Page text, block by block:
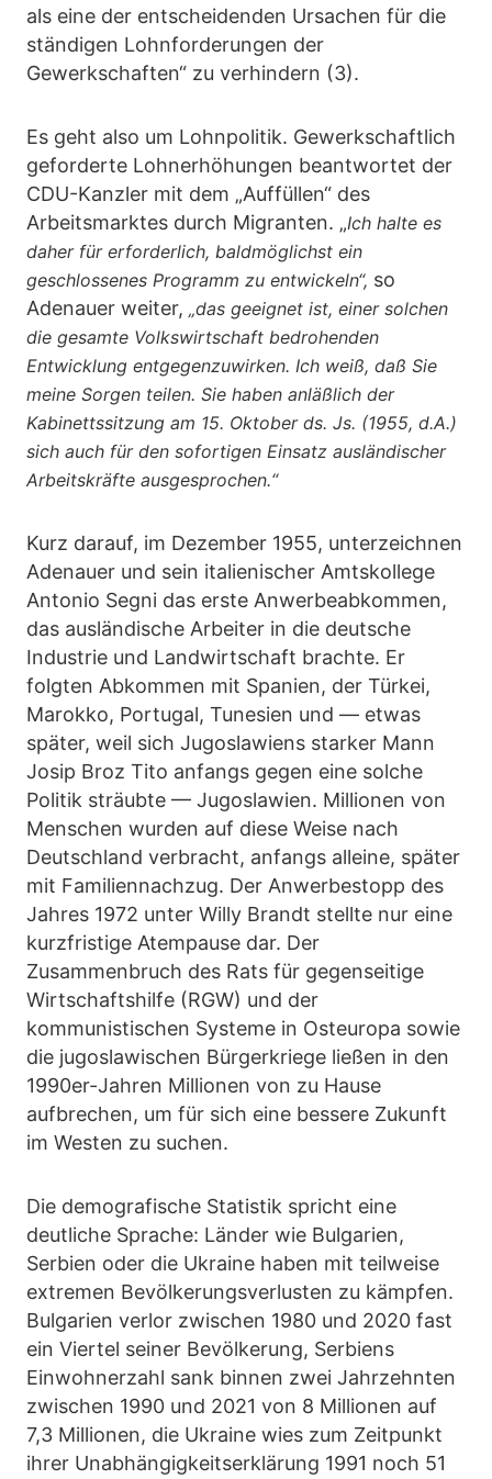
als eine der entscheidenden Ursachen für die
ständigen Lohnforderungen der
Gewerkschaften“ zu verhindern (3).
Es geht also um Lohnpolitik. Gewerkschaftlich
geforderte Lohnerhöhungen beantwortet der
CDU-Kanzler mit dem „Auffüllen“ des
Arbeitsmarktes durch Migranten. „Ich halte es
daher für erforderlich, baldmöglichst ein
geschlossenes Programm zu entwickeln“, so
Adenauer weiter, „das geeignet ist, einer solchen
die gesamte Volkswirtschaft bedrohenden
Entwicklung entgegenzuwirken. Ich weiß, daß Sie
meine Sorgen teilen. Sie haben anläßlich der
Kabinettssitzung am 15. Oktober ds. Js. (1955, d.A.)
sich auch für den sofortigen Einsatz ausländischer
Arbeitskräfte ausgesprochen.“
Kurz darauf, im Dezember 1955, unterzeichnen
Adenauer und sein italienischer Amtskollege
Antonio Segni das erste Anwerbeabkommen,
das ausländische Arbeiter in die deutsche
Industrie und Landwirtschaft brachte. Er
folgten Abkommen mit Spanien, der Türkei,
Marokko, Portugal, Tunesien und — etwas
später, weil sich Jugoslawiens starker Mann
Josip Broz Tito anfangs gegen eine solche
Politik sträubte — Jugoslawien. Millionen von
Menschen wurden auf diese Weise nach
Deutschland verbracht, anfangs alleine, später
mit Familiennachzug. Der Anwerbestopp des
Jahres 1972 unter Willy Brandt stellte nur eine
kurzfristige Atempause dar. Der
Zusammenbruch des Rats für gegenseitige
Wirtschaftshilfe (RGW) und der
kommunistischen Systeme in Osteuropa sowie
die jugoslawischen Bürgerkriege ließen in den
1990er-Jahren Millionen von zu Hause
aufbrechen, um für sich eine bessere Zukunft
im Westen zu suchen.
Die demografische Statistik spricht eine
deutliche Sprache: Länder wie Bulgarien,
Serbien oder die Ukraine haben mit teilweise
extremen Bevölkerungsverlusten zu kämpfen.
Bulgarien verlor zwischen 1980 und 2020 fast
ein Viertel seiner Bevölkerung, Serbiens
Einwohnerzahl sank binnen zwei Jahrzehnten
zwischen 1990 und 2021 von 8 Millionen auf
7,3 Millionen, die Ukraine wies zum Zeitpunkt
ihrer Unabhängigkeitserklärung 1991 noch 51